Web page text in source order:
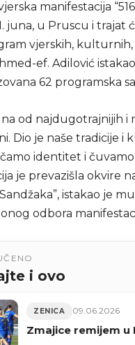
manifestacija
juna, u Pruscu i trajat
vjerskih, kulturnih,
ef. Adilović
62 programska
od najdugotrajnijih i
Dio je naše tradicije
identitet i
je prevazišla okvire
istakao je
odbora
i ovo
ZENICA 09.06.2026
Zmajice remijem u